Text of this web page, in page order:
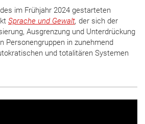
im Frühjahr 2024 gestarteten
Sprache und Gewalt, der sich der
Ausgrenzung und Unterdrückung
Personengruppen in zunehmend
und totalitären Systemen